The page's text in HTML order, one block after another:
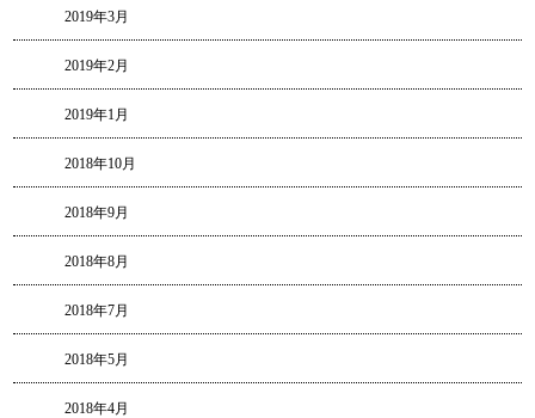
2019年3月
2019年2月
2019年1月
2018年10月
2018年9月
2018年8月
2018年7月
2018年5月
2018年4月